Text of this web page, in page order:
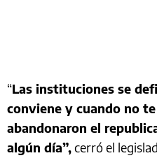
“Las instituciones se
conviene y cuando no
abandonaron el
algún día”,cerró el